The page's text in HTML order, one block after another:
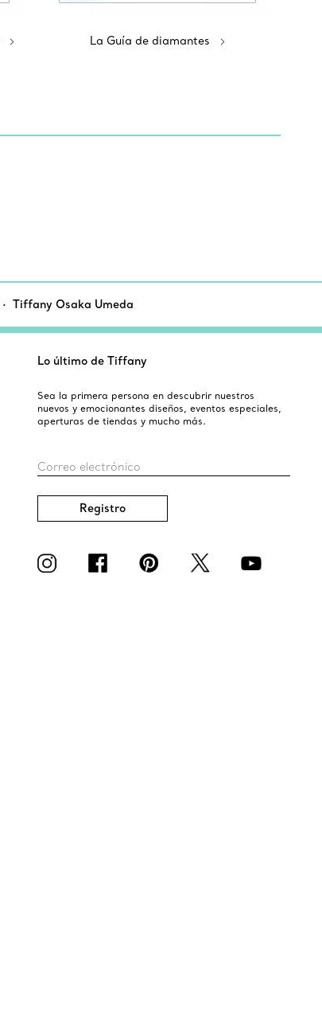
La Guía de diamantes
Tiffany Osaka Umeda
Lo último de Tiffany
Sea la primera persona en descubrir nuestros
nuevos y emocionantes diseños, eventos especiales,
aperturas de tiendas y mucho más.
Correo electrónico
Registro